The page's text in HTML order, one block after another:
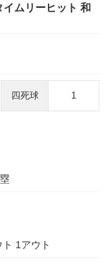
ムリーヒット 和
四死球 1
1アウト